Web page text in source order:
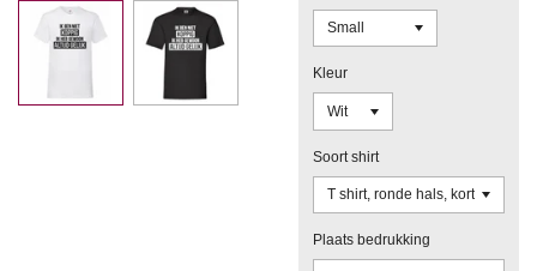
Kleur
Soort shirt
Plaats bedrukking